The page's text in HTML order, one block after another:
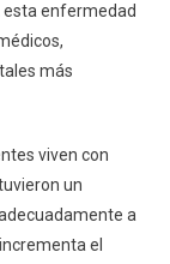
esta enfermedad
más
viven con
un
a
el